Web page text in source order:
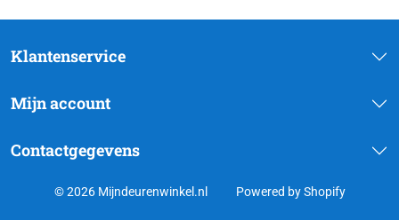
Klantenservice
Mijn account
Contactgegevens
© 2026 Mijndeurenwinkel.nl Powered by Shopify